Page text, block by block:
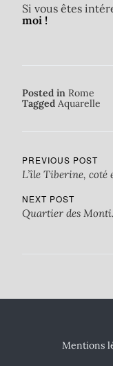
Si vous êtes
moi !
Posted in Rome
Tagged Aquarelle
PREVIOUS POST
L’île Tiberine, coté
NEXT POST
Quartier des
Mentions